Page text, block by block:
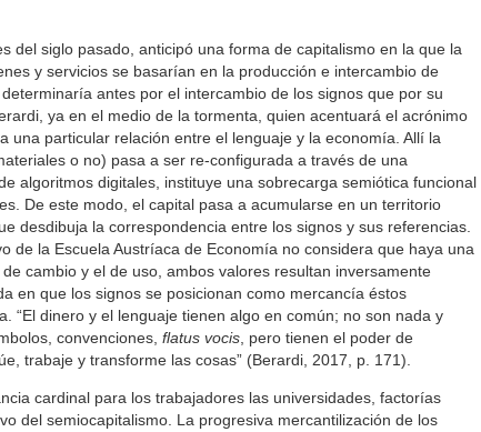
del siglo pasado, anticipó una forma de capitalismo en la que la
y servicios se basarían en la producción e intercambio de
antes por el intercambio de los signos que por su
ya en el medio de la tormenta, quien acentuará el acrónimo
una particular relación entre el lenguaje y la economía. Allí la
o no) pasa a ser re-configurada a través de una
algoritmos digitales, instituye una sobrecarga semiótica funcional
De este modo, el capital pasa a acumularse en un territorio
desdibuja la correspondencia entre los signos y sus referencias.
de la Escuela Austríaca de Economía no considera que haya una
cambio y el de uso, ambos valores resultan inversamente
en que los signos se posicionan como mercancía éstos
“El dinero y el lenguaje tienen algo en común; no son nada y
convenciones, flatus vocis , pero tienen el poder de
trabaje y transforme las cosas” (Berardi, 2017, p. 171).
cardinal para los trabajadores las universidades, factorías
del semiocapitalismo. La progresiva mercantilización de los